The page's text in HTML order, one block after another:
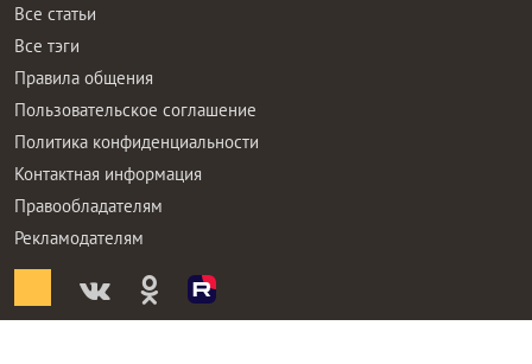
Все статьи
Все тэги
Правила общения
Пользовательское соглашение
Политика конфиденциальности
Контактная информация
Правообладателям
Рекламодателям